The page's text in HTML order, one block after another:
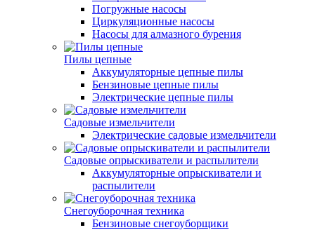
Погружные насосы
Циркуляционные насосы
Насосы для алмазного бурения
Пилы цепные
Аккумуляторные цепные пилы
Бензиновые цепные пилы
Электрические цепные пилы
Садовые измельчители
Электрические садовые измельчители
Садовые опрыскиватели и распылители
Аккумуляторные опрыскиватели и
распылители
Снегоуборочная техника
Бензиновые снегоуборщики